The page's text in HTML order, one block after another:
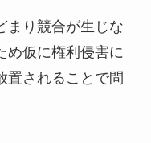
まり競合が生じな
め仮に権利侵害に
置されることで問